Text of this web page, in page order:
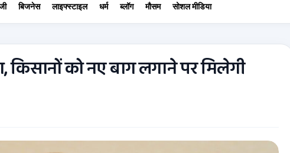
बिजनेस लाइफ्स्टाइल धर्म ब्लॉग मौसम सोशल मीडिया
किसानों को नए बाग लगाने पर मिलेगी